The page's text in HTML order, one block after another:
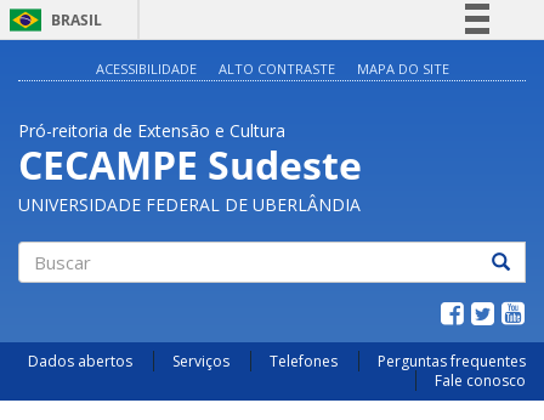
BRASIL
Acesso à informação
Legislação
Canais
ACESSIBILIDADE ALTO CONTRASTE MAPA DO SITE
Pró-reitoria de Extensão e Cultura
CECAMPE Sudeste
UNIVERSIDADE FEDERAL DE UBERLÂNDIA
Dados abertos Serviços Telefones
Perguntas frequentes
Fale conosco